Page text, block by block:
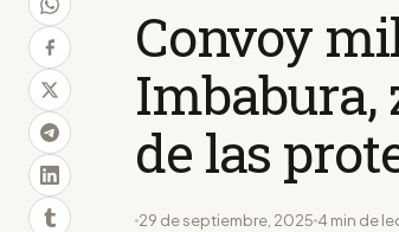
Convoy
Imbabura,
de las
29 de septiembre, 2025 4 min de